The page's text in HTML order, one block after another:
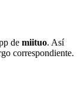
de miituo. Así
correspondiente.